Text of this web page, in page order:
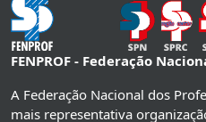
FENPROF - Federação
A Federação Nacional dos
mais representativa